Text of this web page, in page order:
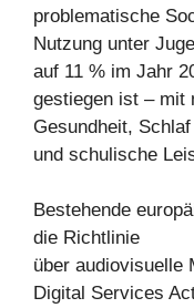
problematische
Nutzung unter
auf 11 % im Jahr
gestiegen ist – mit
Gesundheit, Schlaf
und schulische
Bestehende
die Richtlinie
über audiovisuelle
Digital Services